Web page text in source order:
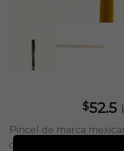
$52.5
Pincel de marca
de pelo de pony muy